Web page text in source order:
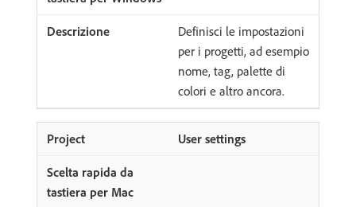
Definisci le impostazioni
per i progetti, ad esempio
nome, tag, palette di
colori e altro ancora.
User settings